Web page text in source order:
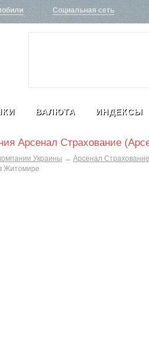
Социальная сеть
ВАЛЮТА ИНДЕКСЫ
Арсенал Страхование
Украины → Арсенал
Житомире